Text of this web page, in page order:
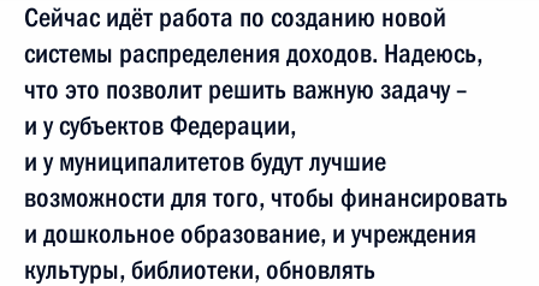
Сейчас идёт работа по созданию новой
системы распределения доходов. Надеюсь,
что это позволит решить важную задачу –
и у субъектов Федерации,
и у муниципалитетов будут лучшие
возможности для того, чтобы финансировать
и дошкольное образование, и учреждения
культуры, библиотеки, обновлять